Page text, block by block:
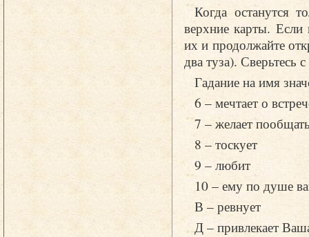
Когда останутся
верхние карты. Если
их и продолжайте
два туза). Сверьтесь
Гадание на имя
6 – мечтает о
7 – желает
8 – тоскует
9 – любит
10 – ему по душе
В – ревнует
Д – привлекает